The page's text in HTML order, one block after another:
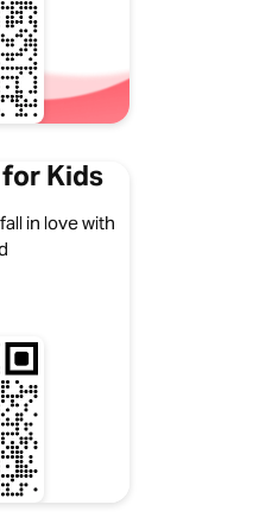
Kids
in love with